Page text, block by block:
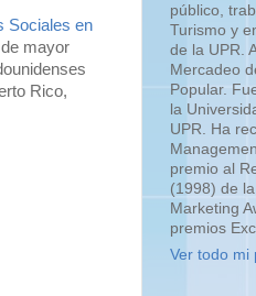
Sociales en
mayor
Rico,
público,
Turismo y
de la UPR.
Mercadeo
Popular.
la
UPR. Ha
premio al
(1998) de
Marketing
premios
Ver todo mi